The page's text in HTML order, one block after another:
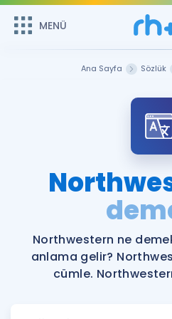
MENÜ
Şifremi
Sepetin Şu
Remzi Hoca ile seni sınava
bekliyor!
MENÜ
Katılımcı Görüşleri
Faydalı Araçlar
Ücretsiz Kaynaklar
Ana Sayfa Sözlük
Northwestern ne
anlama gelir?
cümle.